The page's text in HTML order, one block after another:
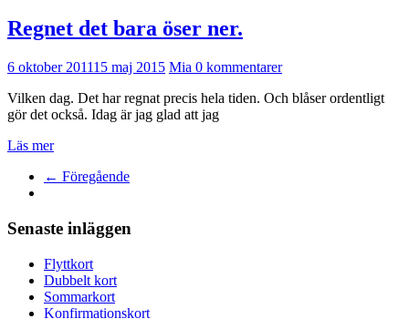
Regnet det bara öser ner.
6 oktober 201115 maj 2015 Mia 0 kommentarer
Vilken dag. Det har regnat precis hela tiden. Och blåser ordentligt
gör det också. Idag är jag glad att jag
Läs mer
← Föregående
Senaste inläggen
Flyttkort
Dubbelt kort
Sommarkort
Konfirmationskort